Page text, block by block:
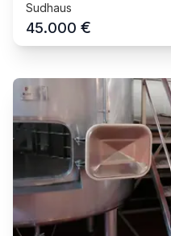
Sudhaus
45.000 €